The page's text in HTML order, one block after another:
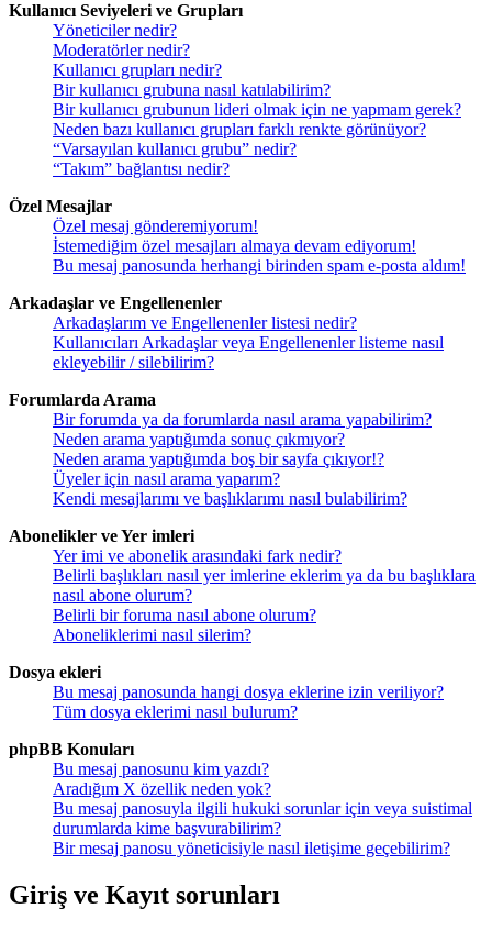
Kullanıcı Seviyeleri ve Grupları
Yöneticiler nedir?
Moderatörler nedir?
Kullanıcı grupları nedir?
Bir kullanıcı grubuna nasıl katılabilirim?
Bir kullanıcı grubunun lideri olmak için ne yapmam gerek?
Neden bazı kullanıcı grupları farklı renkte görünüyor?
“Varsayılan kullanıcı grubu” nedir?
“Takım” bağlantısı nedir?
Özel Mesajlar
Özel mesaj gönderemiyorum!
İstemediğim özel mesajları almaya devam ediyorum!
Bu mesaj panosunda herhangi birinden spam e-posta aldım!
Arkadaşlar ve Engellenenler
Arkadaşlarım ve Engellenenler listesi nedir?
Kullanıcıları Arkadaşlar veya Engellenenler listeme nasıl
ekleyebilir / silebilirim?
Forumlarda Arama
Bir forumda ya da forumlarda nasıl arama yapabilirim?
Neden arama yaptığımda sonuç çıkmıyor?
Neden arama yaptığımda boş bir sayfa çıkıyor!?
Üyeler için nasıl arama yaparım?
Kendi mesajlarımı ve başlıklarımı nasıl bulabilirim?
Abonelikler ve Yer imleri
Yer imi ve abonelik arasındaki fark nedir?
Belirli başlıkları nasıl yer imlerine eklerim ya da bu başlıklara
nasıl abone olurum?
Belirli bir foruma nasıl abone olurum?
Aboneliklerimi nasıl silerim?
Dosya ekleri
Bu mesaj panosunda hangi dosya eklerine izin veriliyor?
Tüm dosya eklerimi nasıl bulurum?
phpBB Konuları
Bu mesaj panosunu kim yazdı?
Aradığım X özellik neden yok?
Bu mesaj panosuyla ilgili hukuki sorunlar için veya suistimal
durumlarda kime başvurabilirim?
Bir mesaj panosu yöneticisiyle nasıl iletişime geçebilirim?
Giriş ve Kayıt sorunları